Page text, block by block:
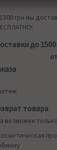
грн мы
до
товара
возможен